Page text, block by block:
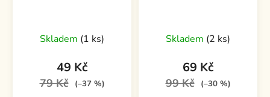
Skladem (1 ks)
49 Kč
79 Kč (–37 %)
Skladem (2 ks)
69 Kč
99 Kč (–30 %)